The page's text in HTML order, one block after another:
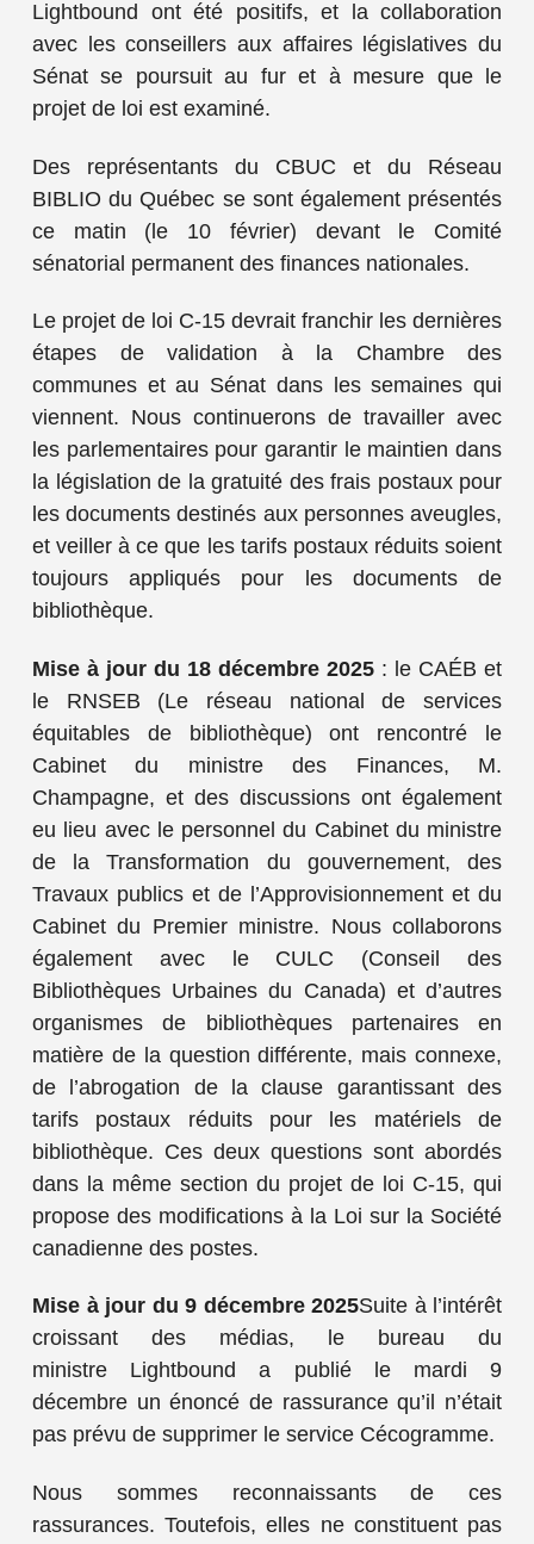
Lightbound ont été positifs, et la collaboration
avec les conseillers aux affaires législatives du
Sénat se poursuit au fur et à mesure que le
projet de loi est examiné.
Des représentants du CBUC et du Réseau
BIBLIO du Québec se sont également présentés
ce matin (le 10 février) devant le Comité
sénatorial permanent des finances nationales.
Le projet de loi C-15 devrait franchir les dernières
étapes de validation à la Chambre des
communes et au Sénat dans les semaines qui
viennent. Nous continuerons de travailler avec
les parlementaires pour garantir le maintien dans
la législation de la gratuité des frais postaux pour
les documents destinés aux personnes aveugles,
et veiller à ce que les tarifs postaux réduits soient
toujours appliqués pour les documents de
bibliothèque.
Mise à jour du 18 décembre 2025 : le CAÉB et
le RNSEB (Le réseau national de services
équitables de bibliothèque) ont rencontré le
Cabinet du ministre des Finances, M.
Champagne, et des discussions ont également
eu lieu avec le personnel du Cabinet du ministre
de la Transformation du gouvernement, des
Travaux publics et de l’Approvisionnement et du
Cabinet du Premier ministre. Nous collaborons
également avec le CULC (Conseil des
Bibliothèques Urbaines du Canada) et d’autres
organismes de bibliothèques partenaires en
matière de la question différente, mais connexe,
de l’abrogation de la clause garantissant des
tarifs postaux réduits pour les matériels de
bibliothèque. Ces deux questions sont abordés
dans la même section du projet de loi C-15, qui
propose des modifications à la Loi sur la Société
canadienne des postes.
Mise à jour du 9 décembre 2025Suite à l’intérêt
croissant des médias, le bureau du
ministre Lightbound a publié le mardi 9
décembre un énoncé de rassurance qu’il n’était
pas prévu de supprimer le service Cécogramme.
Nous sommes reconnaissants de ces
rassurances. Toutefois, elles ne constituent pas